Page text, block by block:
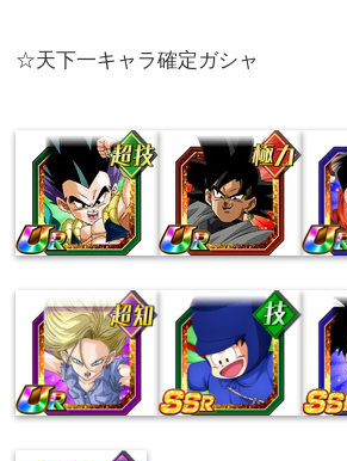
☆天下一キャラ確定ガシャ